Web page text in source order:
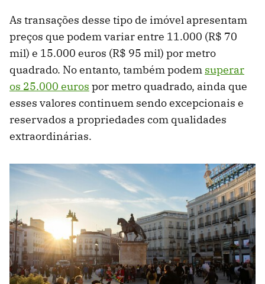
As transações desse tipo de imóvel apresentam
preços que podem variar entre 11.000 (R$ 70
mil) e 15.000 euros (R$ 95 mil) por metro
quadrado. No entanto, também podem superar
os 25.000 euros por metro quadrado, ainda que
esses valores continuem sendo excepcionais e
reservados a propriedades com qualidades
extraordinárias.